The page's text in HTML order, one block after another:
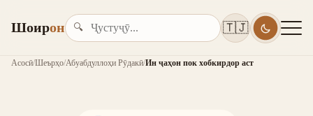
Шоирон 🔍 🇹🇯
Асосӣ/Шеърҳо/Абуабдуллоҳи Рӯдакӣ/Ин ҷаҳон пок хобкирдор аст